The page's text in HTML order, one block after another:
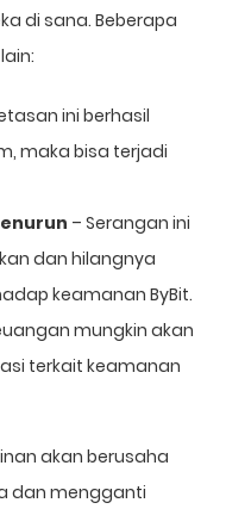
di sana. Beberapa
ini berhasil
maka bisa terjadi
– Serangan ini
dan hilangnya
keamanan ByBit.
mungkin akan
terkait keamanan
akan berusaha
dan mengganti